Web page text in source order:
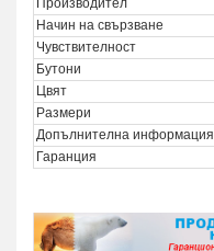
Начин на свързване
Чувствителност
Бутони
Цвят
Размери
Допълнителна информация
Гаранция